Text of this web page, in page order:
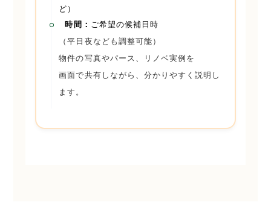
ど）
時間： ご希望の候補日時
（平日夜なども調整可能）
物件の写真やパース、リノベ実例を
画面で共有しながら、分かりやすく説明し
ます。